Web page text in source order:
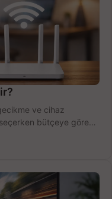
ve cihaz
bütçeye göre